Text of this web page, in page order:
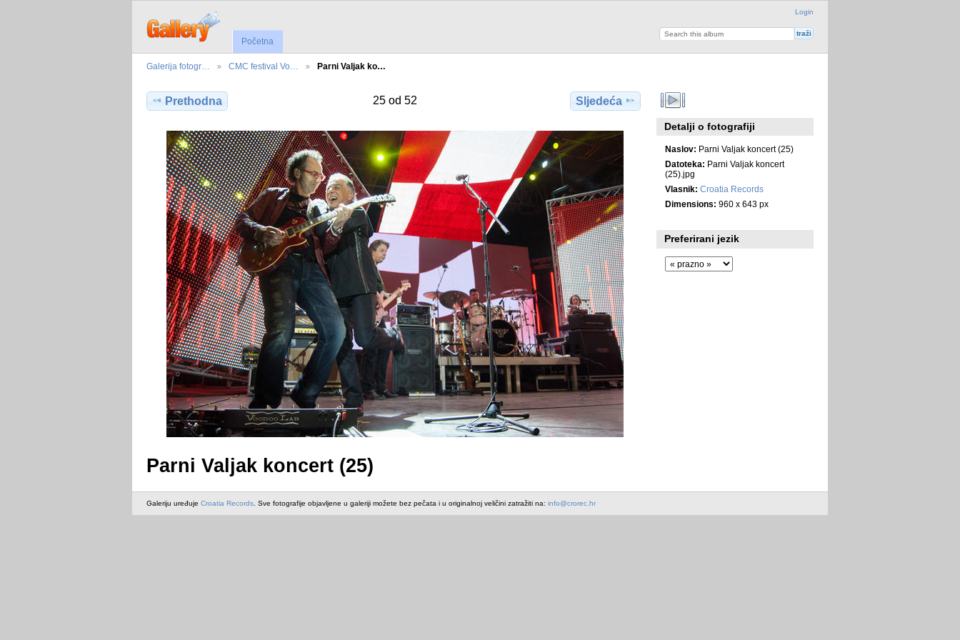
Login
Početna
Galerija fotogr… CMC festival Vo… Parni Valjak ko…
Prethodna 25 od 52 Sljedeća
Parni Valjak koncert (25)
Detalji o fotografiji
Naslov: Parni Valjak koncert (25)
Datoteka: Parni Valjak koncert
(25).jpg
Vlasnik: Croatia Records
Dimensions: 960 x 643 px
Preferirani jezik
Galeriju uređuje Croatia Records . Sve fotografije objavljene u galeriji možete bez pečata i u originalnoj veličini zatražiti na: info@crorec.hr